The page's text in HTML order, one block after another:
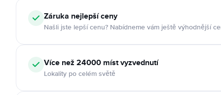
Záruka nejlepší ceny
Našli jste lepší cenu? Nabídneme vám ještě výhodnější
Více než 24000 míst vyzvednutí
Lokality po celém světě